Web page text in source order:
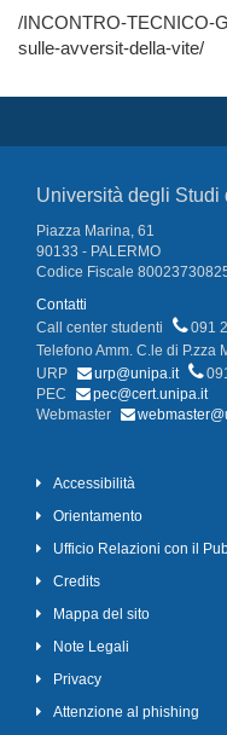
/INCONTRO-TECNICO-
sulle-avversit-della-vite/
Università degli Studi
Piazza Marina, 61
90133 - PALERMO
Codice Fiscale
Contatti
Call center studenti
091
Telefono Amm. C.le di P.zza
URP
urp@unipa.it
PEC
pec@cert.unipa.it
Webmaster
Accessibilità
Orientamento
Ufficio Relazioni con il
Credits
Mappa del sito
Note Legali
Privacy
Attenzione al phishing